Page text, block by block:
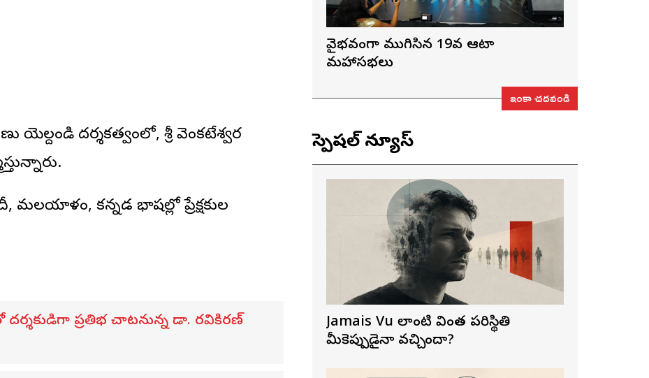
యెల్దండి దర్శకత్వంలో, శ్రీ వెంకటేశ్వర
మలయాళం, కన్నడ భాషల్లో ప్రేక్షకుల
దర్శకుడిగా ప్రతిభ చాటనున్న డా. రవికిరణ్
వైభవంగా ముగిసిన 19వ ఆటా
మహాసభలు
ఇంకా చదవండి
స్పెషల్ న్యూస్
Jamais Vu లాంటి వింత పరిస్థితి
మీకెప్పుడైనా వచ్చిందా?